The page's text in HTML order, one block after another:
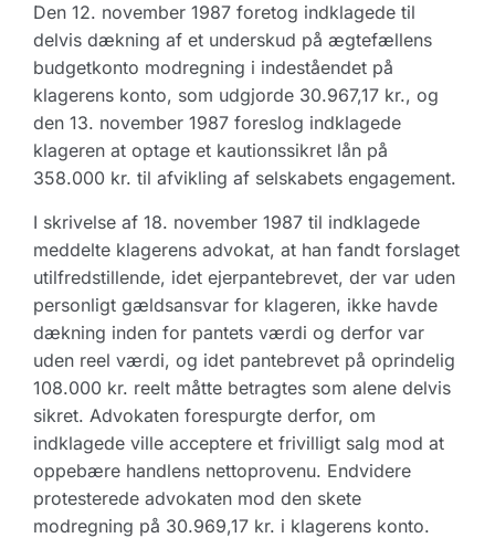
Den 12. november 1987 foretog indklagede til
delvis dækning af et underskud på ægtefællens
budgetkonto modregning i indeståendet på
klagerens konto, som udgjorde 30.967,17 kr., og
den 13. november 1987 foreslog indklagede
klageren at optage et kautionssikret lån på
358.000 kr. til afvikling af selskabets engagement.
I skrivelse af 18. november 1987 til indklagede
meddelte klagerens advokat, at han fandt forslaget
utilfredstillende, idet ejerpantebrevet, der var uden
personligt gældsansvar for klageren, ikke havde
dækning inden for pantets værdi og derfor var
uden reel værdi, og idet pantebrevet på oprindelig
108.000 kr. reelt måtte betragtes som alene delvis
sikret. Advokaten forespurgte derfor, om
indklagede ville acceptere et frivilligt salg mod at
oppebære handlens nettoprovenu. Endvidere
protesterede advokaten mod den skete
modregning på 30.969,17 kr. i klagerens konto.